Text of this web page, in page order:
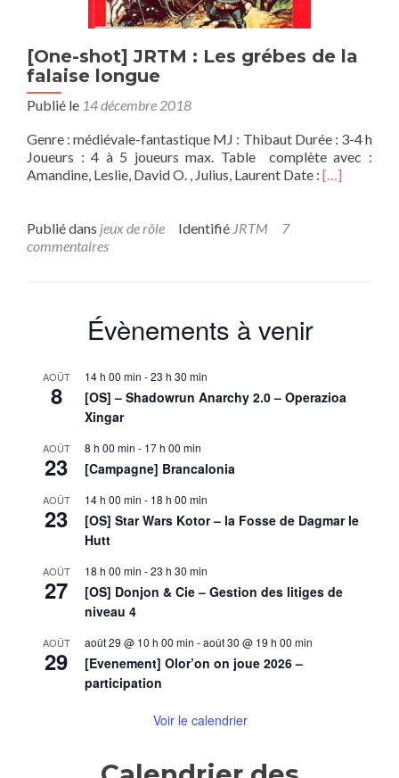
[One-shot] JRTM : Les grébes de la
falaise longue
Publié le 14 décembre 2018
Genre : médiévale-fantastique MJ : Thibaut Durée : 3-4 h
Joueurs : 4 à 5 joueurs max. Table complète avec :
Amandine, Leslie, David O. , Julius, Laurent Date : En
[…]
Publié dans jeux de rôle Identifié JRTM
7
commentaires
Évènements à venir
AOÛT
8
14 h 00 min -23 h 30 min
[OS] – Shadowrun Anarchy 2.0 – Operazioa
Xingar
AOÛT
23
8 h 00 min - 17 h 00 min
[Campagne] Brancalonia
AOÛT
23
14 h 00 min - 18 h 00 min
[OS] Star Wars Kotor – la Fosse de Dagmar le
Hutt
AOÛT
27
18 h 00 min -23 h 30 min
[OS] Donjon & Cie – Gestion des litiges de
niveau 4
AOÛT
29
août 29 @ 10 h 00 min -août 30 @ 19 h 00 min
[Evenement] Olor’on on joue 2026 –
participation
Voir le calendrier